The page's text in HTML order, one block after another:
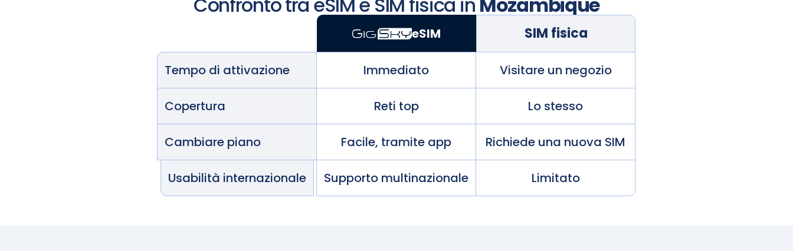
eSIM SIM fisica
Tempo di attivazione Immediato Visitare un negozio
Copertura Reti top Lo stesso
Cambiare piano Facile, tramite app Richiede una nuova SIM
Usabilità internazionale Supporto multinazionale Limitato